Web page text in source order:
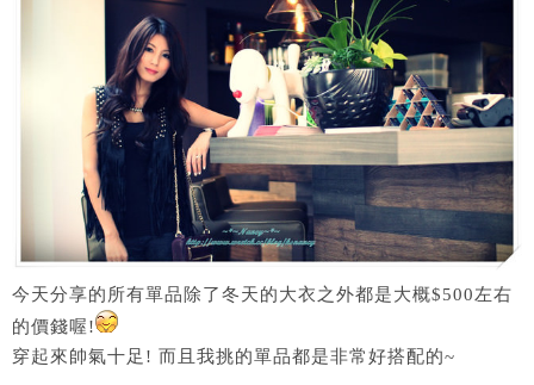
今天分享的所有單品除了冬天的大衣之外都是大概$500左右
的價錢喔!
穿起來帥氣十足! 而且我挑的單品都是非常好搭配的~